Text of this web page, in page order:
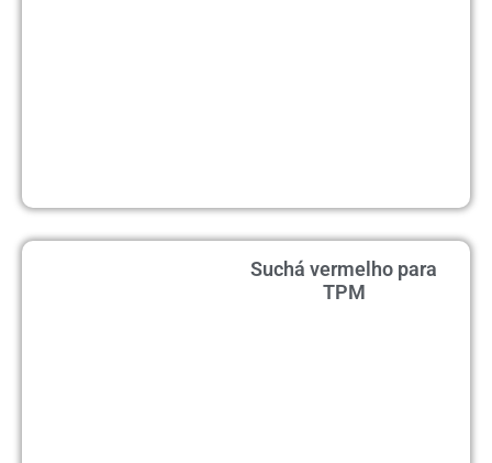
Suchá vermelho para
TPM